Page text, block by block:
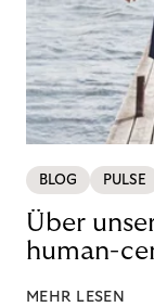
BLOG PULSE
Über
human-
MEHR LESEN